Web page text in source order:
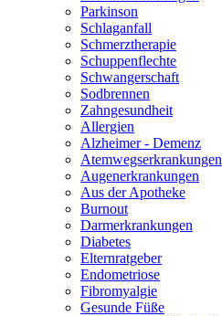
Parkinson
Schlaganfall
Schmerztherapie
Schuppenflechte
Schwangerschaft
Sodbrennen
Zahngesundheit
Allergien
Alzheimer - Demenz
Atemwegserkrankungen
Augenerkrankungen
Aus der Apotheke
Burnout
Darmerkrankungen
Diabetes
Elternratgeber
Endometriose
Fibromyalgie
Gesunde Füße